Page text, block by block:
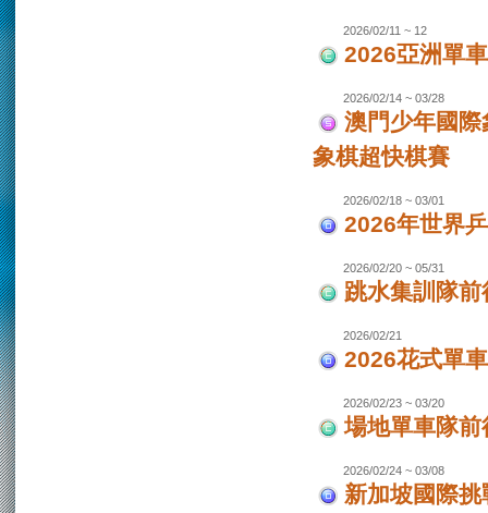
2026/02/11 ~ 12
2026亞洲單
2026/02/14 ~ 03/28
澳門少年國
象棋超快棋賽
2026/02/18 ~ 03/01
2026年世界
2026/02/20 ~ 05/31
跳水集訓隊
2026/02/21
2026花式單
2026/02/23 ~ 03/20
場地單車隊
2026/02/24 ~ 03/08
新加坡國際